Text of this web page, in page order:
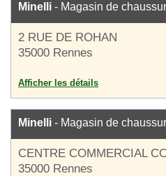
Minelli - Magasin de
2 RUE DE ROHAN
35000 Rennes
Afficher les détails
Minelli - Magasin de
CENTRE COMMERCIAL
35000 Rennes